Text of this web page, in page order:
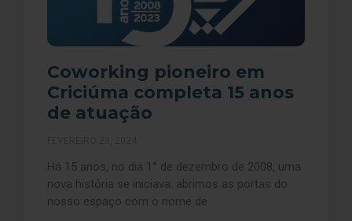
Coworking pioneiro em
Criciúma completa 15 anos
de atuação
Há 15 anos, no dia 1° de dezembro de 2008, uma
nova história se iniciava: abrimos as portas do
nosso espaço com o nome de